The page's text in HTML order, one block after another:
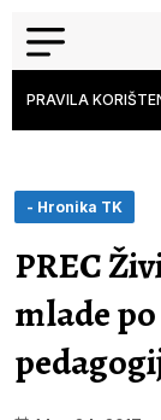
PRAVILA
- Hronika TK
PREC
mlade